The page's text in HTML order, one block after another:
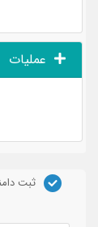
عملیات
ثبت